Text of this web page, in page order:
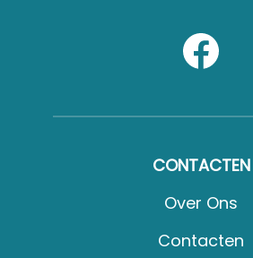
CONTACTEN
Over Ons
Contacten